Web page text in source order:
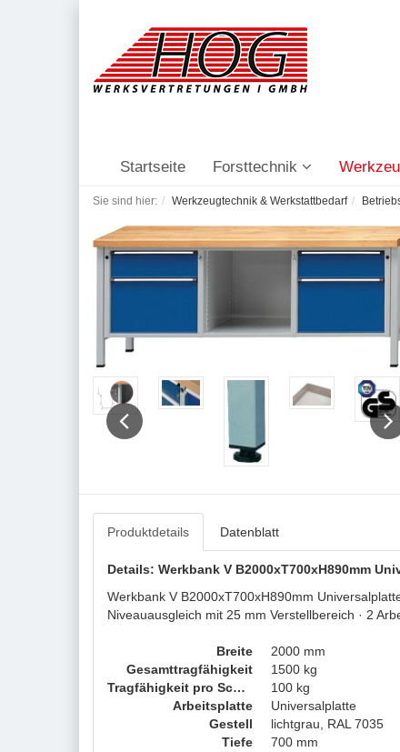
Startseite Forsttechnik
Sie sind hier: Werkzeugtechnik & Werkstattbedarf
Produktdetails Datenblatt
Details: Werkbank V B2000xT700xH890mm
Werkbank V B2000xT700xH890mm
Niveauausgleich mit 25 mm Verstellbereich · 2
Breite
2000 mm
Gesamttragfähigkeit
1500 kg
Tragfähigkeit pro Schublade
100 kg
Arbeitsplatte
Universalplatte
Gestell
lichtgrau, RAL 7035
Tiefe
700 mm